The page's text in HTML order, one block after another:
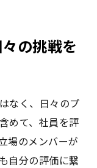
の挑戦を
なく、日々のプ
めて、社員を評
場のメンバーが
自分の評価に繋